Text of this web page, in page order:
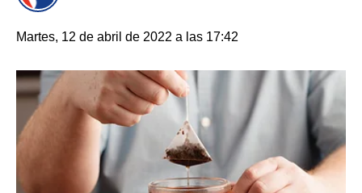
Martes, 12 de abril de 2022 a las 17:42